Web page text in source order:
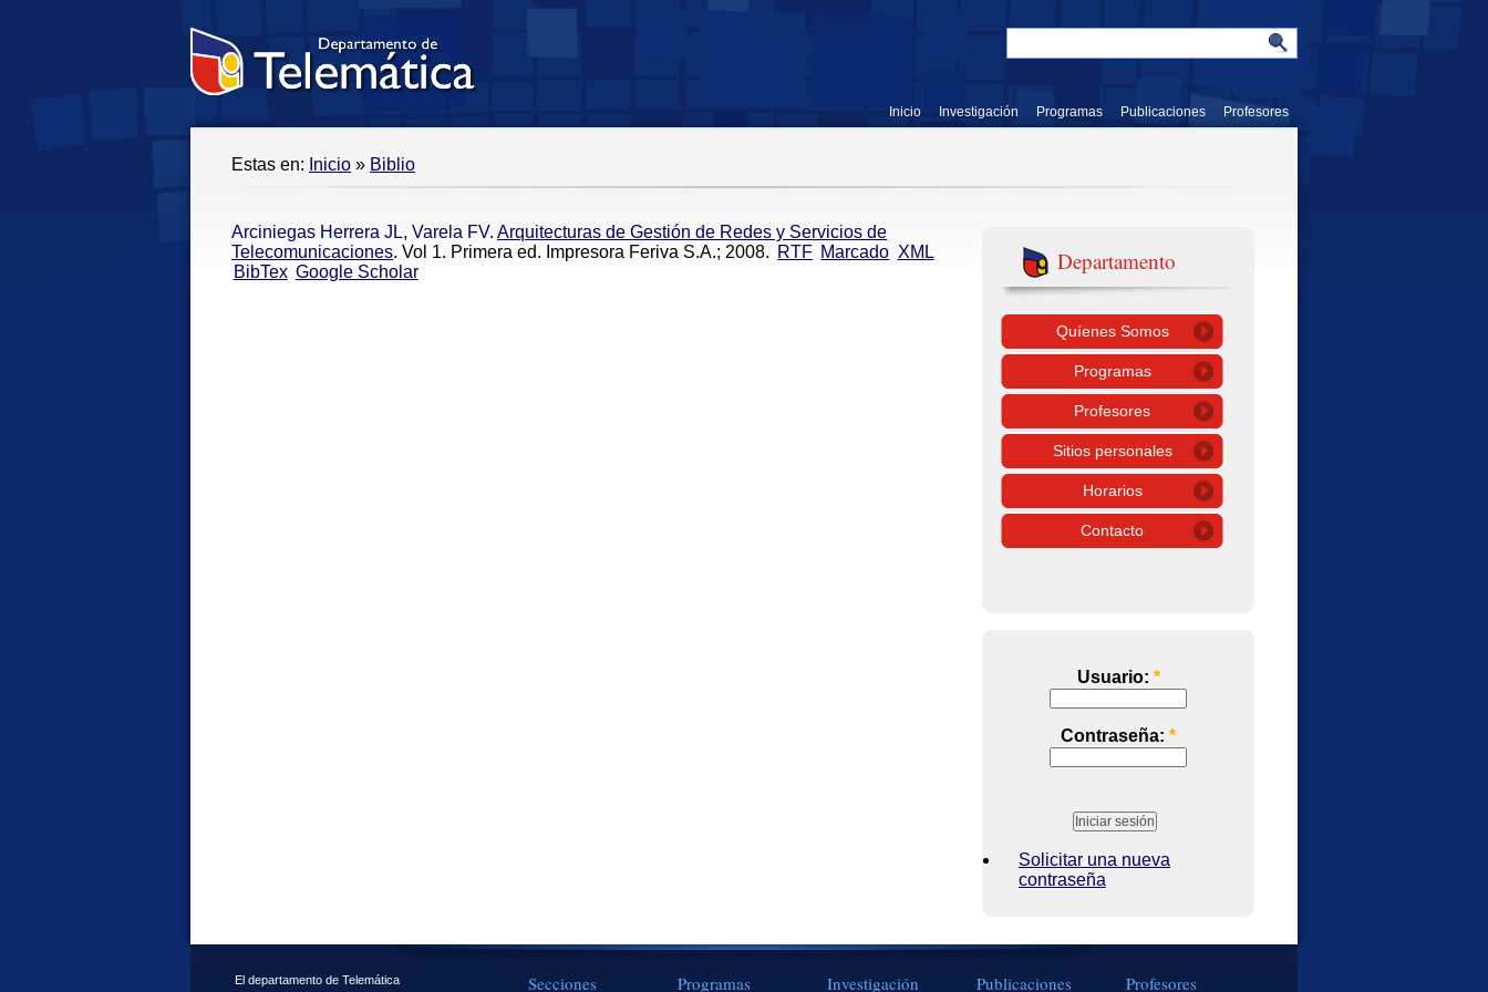
Inicio Investigación Programas Publicaciones Profesores
Estas en: Inicio » Biblio
Arciniegas Herrera JL, Varela FV. Arquitecturas de Gestión de Redes y Servicios de
Telecomunicaciones. Vol 1. Primera ed. Impresora Feriva S.A.; 2008. RTF Marcado XML
BibTex Google Scholar Departamento
Quíenes Somos
Programas
Profesores
Sitios personales
Horarios
Contacto
Usuario: *
Contraseña: *
Solicitar una nueva
contraseña
El departamento de Telemática
Secciones Programas Investigación Publicaciones Profesores